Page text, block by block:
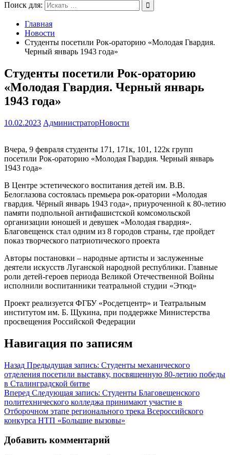
Поиск для:
Главная
Новости
Cтуденты посетили Рок-ораторию «Молодая Гвардия.
Черный январь 1943 года»
Cтуденты посетили Рок-ораторию
«Молодая Гвардия. Черный январь
1943 года»
10.02.2023 АдминистраторНовости
Вчера, 9 февраля студенты 171, 171к, 101, 122к групп
посетили Рок-ораторию «Молодая Гвардия. Черный январь
1943 года»
В Центре эстетического воспитания детей им. В.В.
Белоглазова состоялась премьера рок-оратории «Молодая
гвардия. Чёрный январь 1943 года», приуроченной к 80-летию
памяти подпольной антифашистской комсомольской
организации юношей и девушек «Молодая гвардия».
Благовещенск стал одним из 8 городов страны, где пройдет
показ творческого патриотического проекта
Авторы постановки – народные артисты и заслуженные
деятели искусств Луганской народной республики. Главные
роли детей-героев периода Великой Отечественной Войны
исполнили воспитанники театральной студии «Этюд»
Проект реализуется ФГБУ «Росдетцентр» и Театральным
институтом им. Б. Щукина, при поддержке Министерства
просвещения Российской Федерации
Навигация по записям
Назад Предыдущая запись: Студенты механического
отделения посетили выставку, посвященную 80-летию победы
в Сталинградской битве
Вперед Следующая запись: Студенты Благовещенского
политехнического колледжа принимают участие в
Отборочном этапе регионального трека Всероссийского
конкурса НТП «Большие вызовы»
Добавить комментарий